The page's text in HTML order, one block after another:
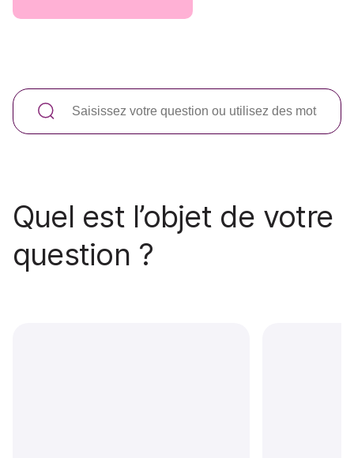
Quel est l’objet de votre
question ?